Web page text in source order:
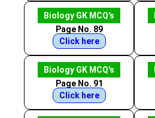
Biology GK MCQ's
Page No. 89
Click here
Biology GK MCQ's
Page No. 91
Click here